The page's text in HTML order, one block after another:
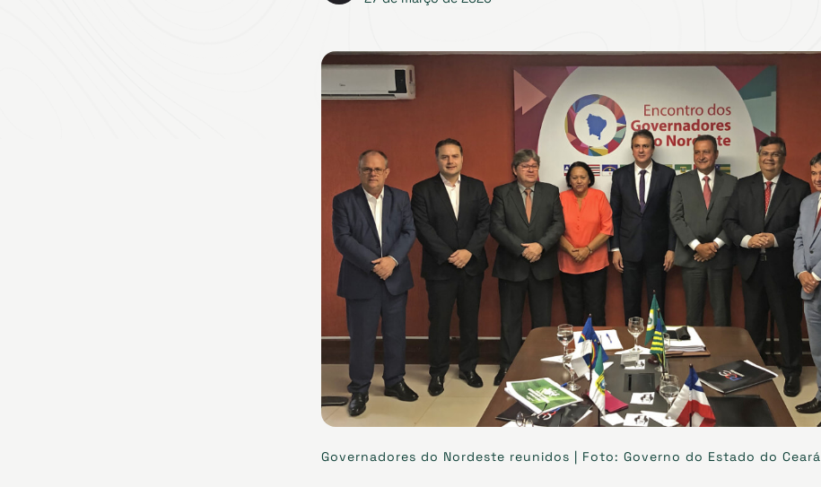
Governadores do Nordeste reunidos | Foto: Governo do Estado do Ceará